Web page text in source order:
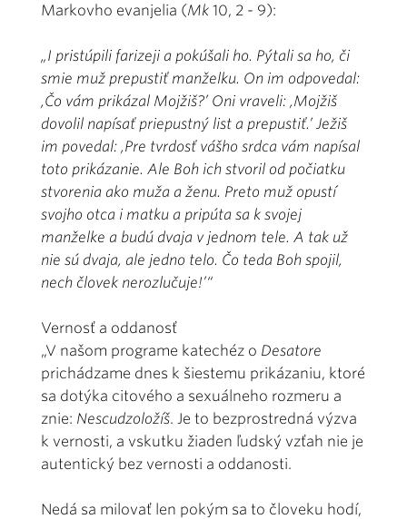
Markovho evanjelia (Mk 10, 2 - 9):
„I pristúpili farizeji a pokúšali ho. Pýtali sa ho, či
smie muž prepustiť manželku. On im odpovedal:
,Čo vám prikázal Mojžiš?’ Oni vraveli: ,Mojžiš
dovolil napísať priepustný list a prepustiť.’ Ježiš
im povedal: ,Pre tvrdosť vášho srdca vám napísal
toto prikázanie. Ale Boh ich stvoril od počiatku
stvorenia ako muža a ženu. Preto muž opustí
svojho otca i matku a pripúta sa k svojej
manželke a budú dvaja v jednom tele. A tak už
nie sú dvaja, ale jedno telo. Čo teda Boh spojil,
nech človek nerozlučuje!’“
Vernosť a oddanosť
„V našom programe katechéz o Desatore
prichádzame dnes k šiestemu prikázaniu, ktoré
sa dotýka citového a sexuálneho rozmeru a
znie: Nescudzoložíš. Je to bezprostredná výzva
k vernosti, a vskutku žiaden ľudský vzťah nie je
autentický bez vernosti a oddanosti.
Nedá sa milovať len pokým sa to človeku hodí,